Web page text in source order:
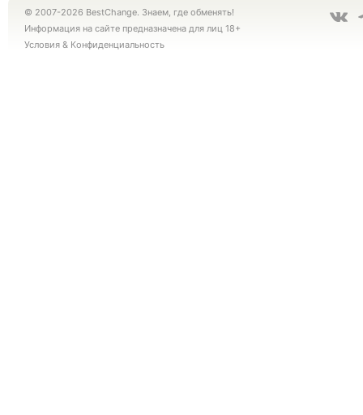
© 2007-2026 BestChange. Знаем, где обменять!
Информация на сайте предназначена для лиц 18+
Условия & Конфиденциальность